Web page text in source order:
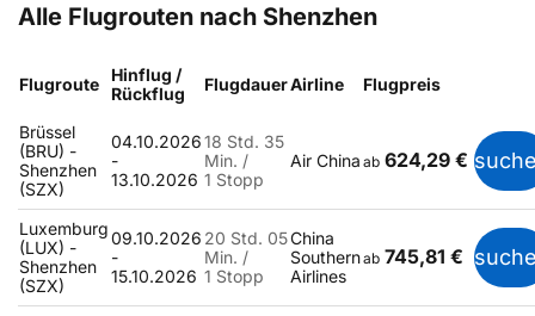
Alle Flugrouten nach Shenzhen
Flugroute
Hinflug /
Rückflug
FlugdauerAirline Flugpreis
Brüssel
(BRU) -
Shenzhen
(SZX)
04.10.2026
-
13.10.2026
18 Std. 35
Min. /
1 Stopp
Air China ab 624,29 €
Luxemburg
(LUX) -
Shenzhen
(SZX)
09.10.2026
-
15.10.2026
20 Std. 05
Min. /
1 Stopp
China
Southern
Airlines
ab 745,81 €